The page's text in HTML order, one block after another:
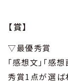
【賞】
▽最優秀賞
「感想文」「感
秀賞1点が選ば